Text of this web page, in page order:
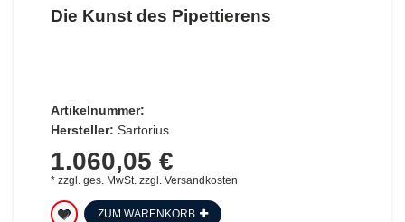
Die Kunst des Pipettierens
Artikelnummer:
Hersteller: Sartorius
1.060,05 €
* zzgl. ges. MwSt.zzgl. Versandkosten
ZUM WARENKORB